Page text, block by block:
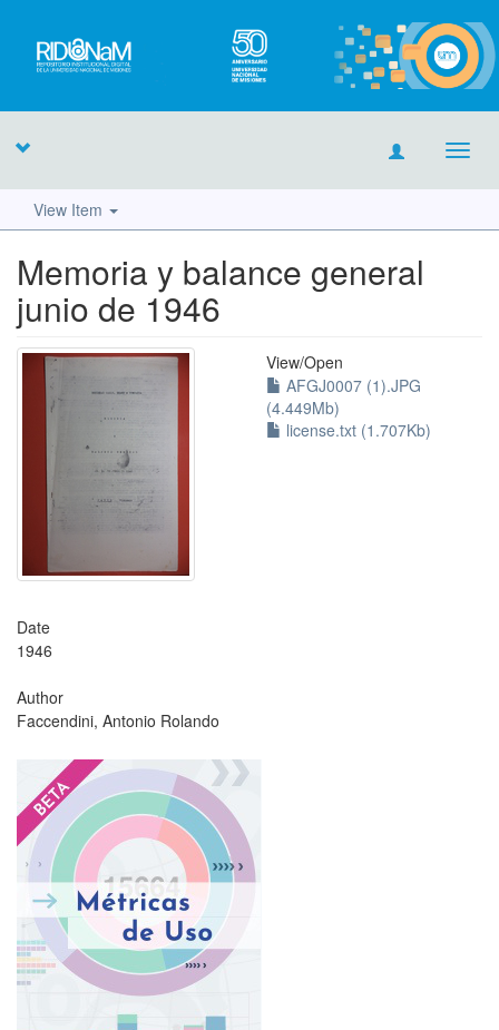
View Item
Memoria y balance general
junio de 1946
View/Open
AFGJ0007 (1).JPG
(4.449Mb)
license.txt (1.707Kb)
Date
1946
Author
Faccendini, Antonio Rolando
?